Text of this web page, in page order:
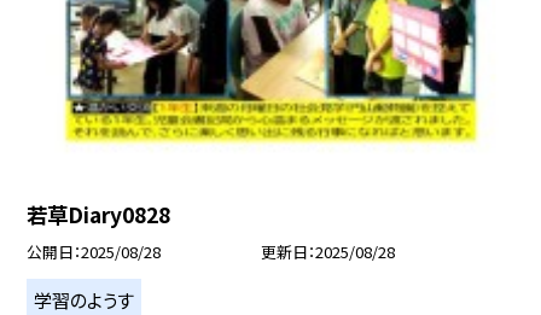
若草Diary0828
公開日 2025/08/28 更新日 2025/08/28
学習のようす